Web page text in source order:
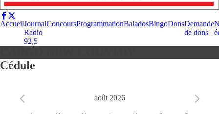
AccueilJournal
Radio
92,5
ConcoursProgrammationBaladosBingoDonsDemande
de dons
Cédule
août 2026